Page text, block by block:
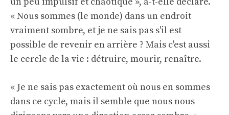
« Nous sommes (le monde) dans un endroit
vraiment sombre, et je ne sais pas s'il est
possible de revenir en arrière ? Mais c'est aussi
le cercle de la vie : détruire, mourir, renaître.
« Je ne sais pas exactement où nous en sommes
dans ce cycle, mais il semble que nous nous